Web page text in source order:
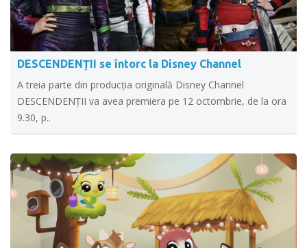
DESCENDENȚII se întorc la Disney Channel
A treia parte din producția originală Disney Channel
DESCENDENȚII va avea premiera pe 12 octombrie, de la ora
9.30, p..